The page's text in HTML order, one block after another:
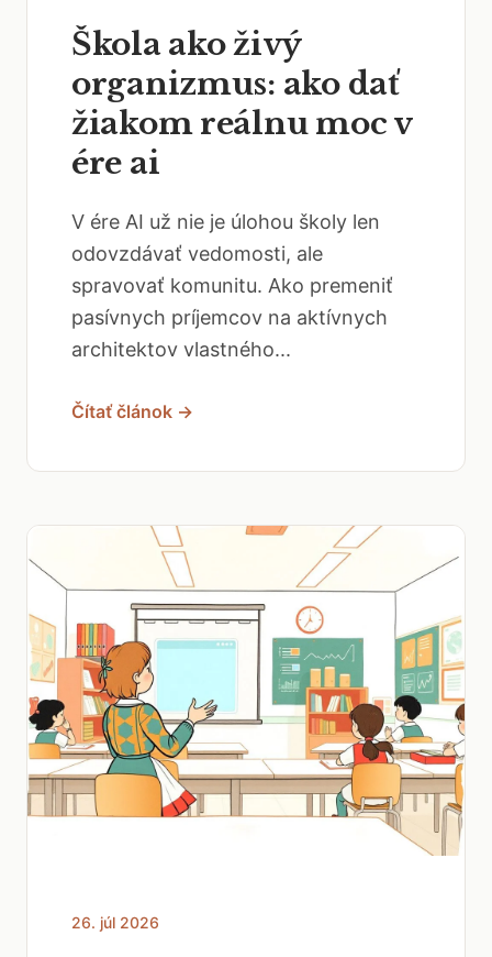
Škola ako živý
organizmus: ako dať
žiakom reálnu moc v
ére ai
V ére AI už nie je úlohou školy len
odovzdávať vedomosti, ale
spravovať komunitu. Ako premeniť
pasívnych príjemcov na aktívnych
architektov vlastného...
Čítať článok →
26. júl 2026